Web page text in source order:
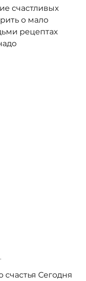
счастливых
о мало
рецептах
Сегодня